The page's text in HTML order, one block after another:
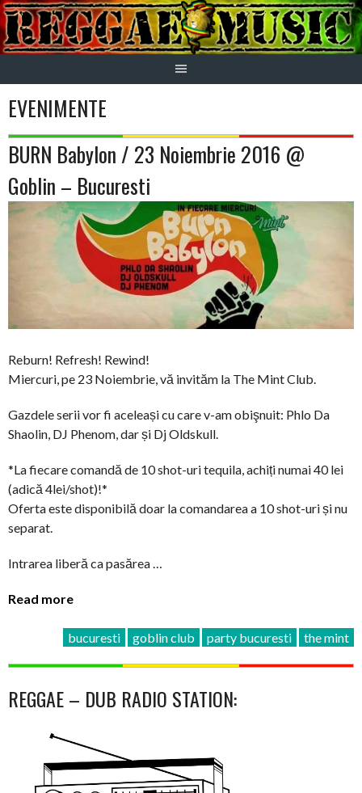
Skip
to
content
EVENIMENTE
BURN Babylon / 23 Noiembrie 2016 @
Goblin – Bucuresti
Reburn! Refresh! Rewind!
Miercuri, pe 23 Noiembrie, vă invităm la The Mint Club.
Gazdele serii vor fi aceleași cu care v-am obişnuit: Phlo Da
Shaolin, DJ Phenom, dar și Dj Oldskull.
*La fiecare comandă de 10 shot-uri tequila, achiți numai 40 lei
(adică 4lei/shot)!*
Oferta este disponibilă doar la comandarea a 10 shot-uri și nu
separat.
Intrarea liberă ca pasărea …
Read more
bucuresti goblin club party bucuresti the mint
REGGAE – DUB RADIO STATION: